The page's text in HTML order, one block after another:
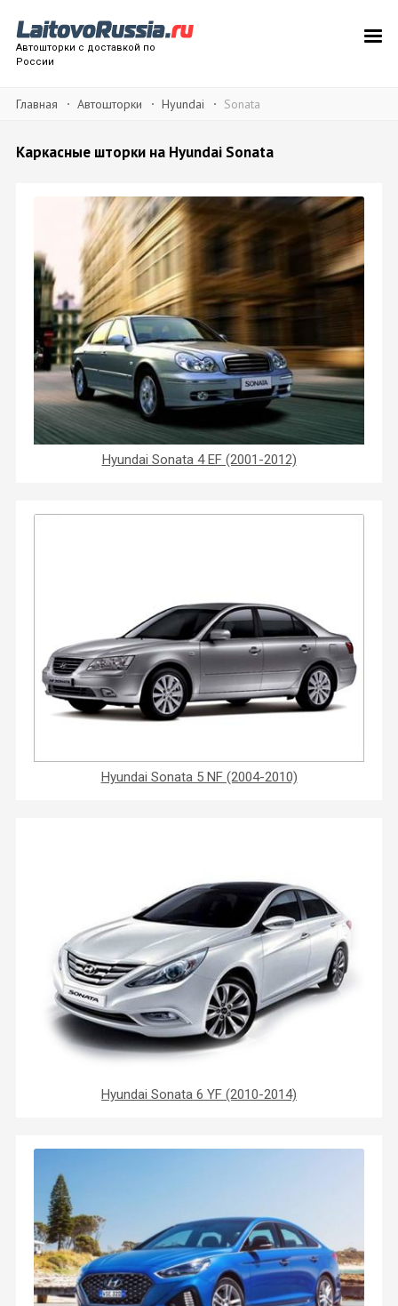
Автошторки с доставкой по
России
Главная Автошторки Hyundai Sonata
Каркасные шторки на Hyundai Sonata
Hyundai Sonata 4 EF (2001-2012)
Hyundai Sonata 5 NF (2004-2010)
Hyundai Sonata 6 YF (2010-2014)